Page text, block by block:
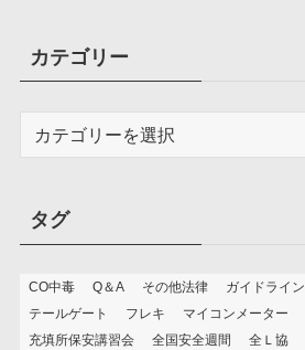
カテゴリー
ー
タグ
CO中毒 Q＆A その他法律 ガイドライン
テールゲート
フレキ マイコンメーター
充填所保安講習会
全国安全週間 全Ｌ協